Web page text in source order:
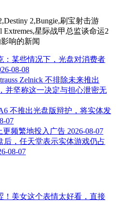
2,Bungie,刷宝射击游
Extremes,星际战甲总监谈命运2
响的新闻
：某些情况下，光盘对消费者
08-08
Zelnick 不排除未来推出
并坚称这一决定与担心泄密无
不推出光盘版辩护，将实体发
07
更频繁地投入广告 2026-08-07
后，任天堂表示实体游戏仍占
08-07
！美女这个表情太好看，直接